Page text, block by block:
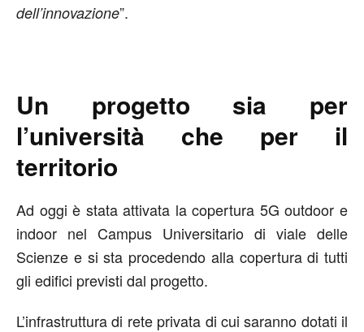
dell’innovazione”.
Un progetto sia per
l’università che per il
territorio
Ad oggi è stata attivata la copertura 5G outdoor e
indoor nel Campus Universitario di viale delle
Scienze e si sta procedendo alla copertura di tutti
gli edifici previsti dal progetto.
L’infrastruttura di rete privata di cui saranno dotati il